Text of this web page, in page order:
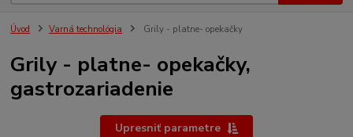
Úvod Varná technológia Grily - platne- opekačky
Grily - platne- opekačky,
gastrozariadenie
Upresniť parametre